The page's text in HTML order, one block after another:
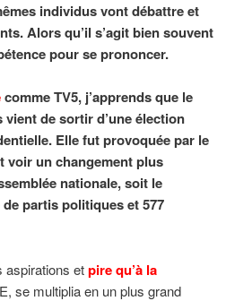
individus vont débattre et
Alors qu’il s’agit bien souvent
pour se prononcer.
comme TV5, j’apprends que le
de sortir d’une élection
Elle fut provoquée par le
voir un changement plus
nationale, soit le
partis politiques et 577
aspirations etpire qu’à la
se multiplia en un plus grand